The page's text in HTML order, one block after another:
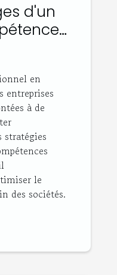
d'un
en
entreprises
à de
stratégies
le
des sociétés.